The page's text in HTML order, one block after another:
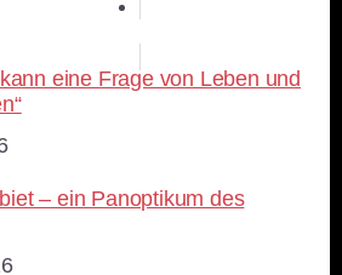
eine Frage von Leben und
– ein Panoptikum des